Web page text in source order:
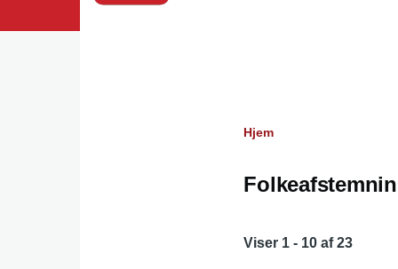
Brødkrumme
Hjem
Viser 1 - 10 af 23